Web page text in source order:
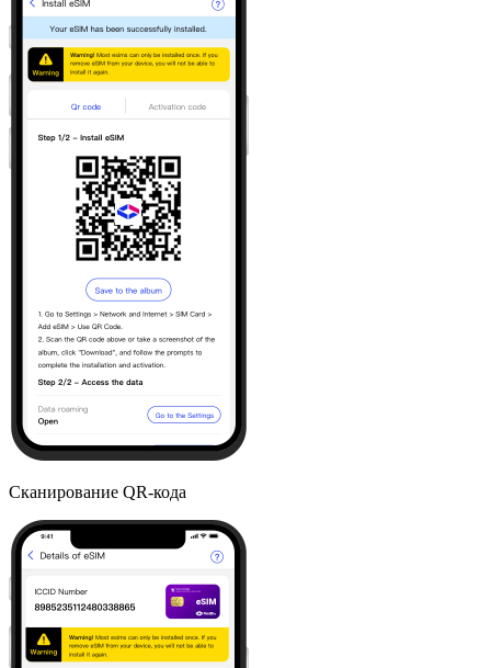
Сканирование QR-кода